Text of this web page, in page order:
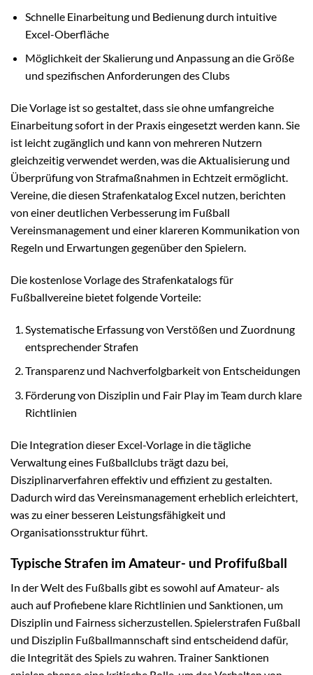
Schnelle Einarbeitung und Bedienung durch intuitive
Excel-Oberfläche
Möglichkeit der Skalierung und Anpassung an die Größe
und spezifischen Anforderungen des Clubs
Die Vorlage ist so gestaltet, dass sie ohne umfangreiche
Einarbeitung sofort in der Praxis eingesetzt werden kann. Sie
ist leicht zugänglich und kann von mehreren Nutzern
gleichzeitig verwendet werden, was die Aktualisierung und
Überprüfung von Strafmaßnahmen in Echtzeit ermöglicht.
Vereine, die diesen Strafenkatalog Excel nutzen, berichten
von einer deutlichen Verbesserung im Fußball
Vereinsmanagement und einer klareren Kommunikation von
Regeln und Erwartungen gegenüber den Spielern.
Die kostenlose Vorlage des Strafenkatalogs für
Fußballvereine bietet folgende Vorteile:
Systematische Erfassung von Verstößen und Zuordnung
entsprechender Strafen
Transparenz und Nachverfolgbarkeit von Entscheidungen
Förderung von Disziplin und Fair Play im Team durch klare
Richtlinien
Die Integration dieser Excel-Vorlage in die tägliche
Verwaltung eines Fußballclubs trägt dazu bei,
Disziplinarverfahren effektiv und effizient zu gestalten.
Dadurch wird das Vereinsmanagement erheblich erleichtert,
was zu einer besseren Leistungsfähigkeit und
Organisationsstruktur führt.
Typische Strafen im Amateur- und Profifußball
In der Welt des Fußballs gibt es sowohl auf Amateur- als
auch auf Profiebene klare Richtlinien und Sanktionen, um
Disziplin und Fairness sicherzustellen. Spielerstrafen Fußball
und Disziplin Fußballmannschaft sind entscheidend dafür,
die Integrität des Spiels zu wahren. Trainer Sanktionen